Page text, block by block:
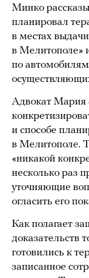
Минко
планировал
в местах
в Мелитополе»
по
Адвокат Мария
и способе
в Мелитополе.
«никакой
несколько раз
уточняющие
огласить его
Как полагает
доказательств
готовились к
записанное